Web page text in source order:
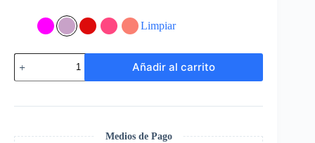
Limpiar
Rosa
Eterna
en
de
Añadir al carrito
Medios de Pago